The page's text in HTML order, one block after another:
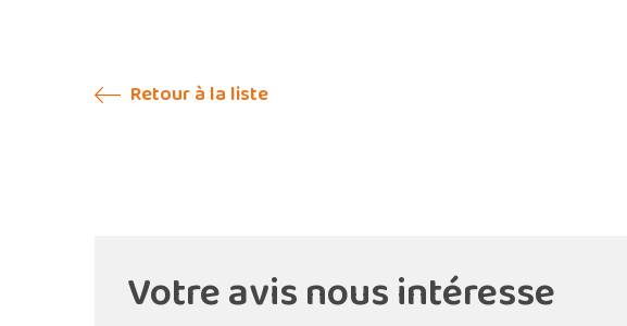
Retour à la liste
Votre avis nous intéresse